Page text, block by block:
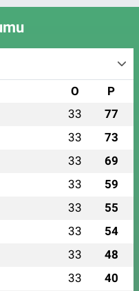
O P
33 77
33 73
33 69
33 59
33 55
33 54
33 48
33 40